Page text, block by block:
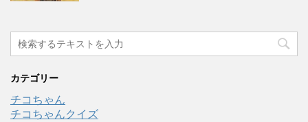
カテゴリー
チコちゃん
チコちゃんクイズ